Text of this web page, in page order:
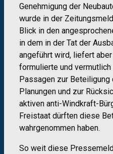
Genehmigung der
wurde in der
Blick in den
in dem in der Tat der
angeführt wird, liefert
formulierte und
Passagen zur Beteiligung
Planungen und zur
aktiven anti-Windkraft-
Freistaat dürften diese
wahrgenommen haben.
So weit diese